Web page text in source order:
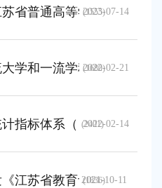
2023-07-14
省普通高等学校本科教育
(1555)
2022-02-21
学和一流学科建设的若干
(1680)
2022-02-14
指标体系（2020年版）
(2401)
2021-10-11
江苏省教育评估院2021年
(1836)